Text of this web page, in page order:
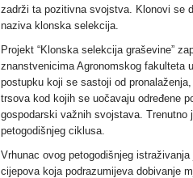
zadrži ta pozitivna svojstva. Klonovi se
naziva klonska selekcija.
Projekt “Klonska selekcija graševine”
znanstvenicima Agronomskog fakulteta
postupku koji se sastoji od
trsova kod kojih se uočavaju određene
gospodarski važnih svojstava. Trenutno
petogodišnjeg ciklusa.
Vrhunac ovog petogodišnjeg
cijepova koja podrazumijeva dobivanje